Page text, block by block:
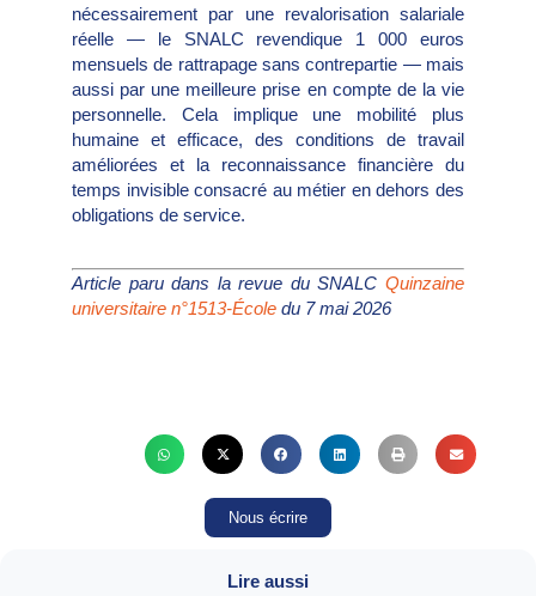
nécessairement par une revalorisation salariale
réelle — le SNALC revendique 1 000 euros
mensuels de rattrapage sans contrepartie — mais
aussi par une meilleure prise en compte de la vie
personnelle. Cela implique une mobilité plus
humaine et efficace, des conditions de travail
améliorées et la reconnaissance financière du
temps invisible consacré au métier en dehors des
obligations de service.
Article paru dans la revue du SNALC Quinzaine
universitaire n°1513-École du 7 mai 2026
Nous écrire
Lire aussi